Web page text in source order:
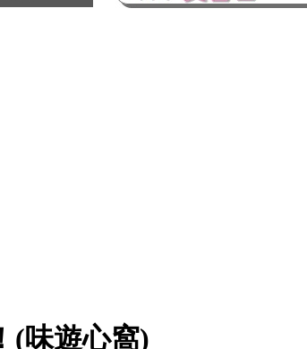
(味遊心窩)